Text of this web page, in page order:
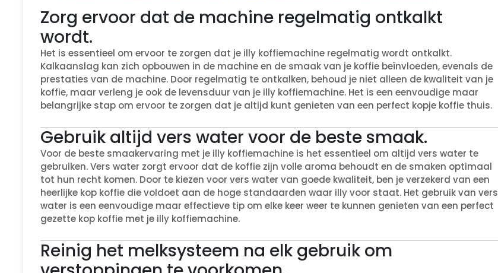
Zorg ervoor dat de machine regelmatig ontkalkt
wordt.
Het is essentieel om ervoor te zorgen dat je illy koffiemachine regelmatig wordt ontkalkt.
Kalkaanslag kan zich opbouwen in de machine en de smaak van je koffie beïnvloeden, evenals de
prestaties van de machine. Door regelmatig te ontkalken, behoud je niet alleen de kwaliteit van je
koffie, maar verleng je ook de levensduur van je illy koffiemachine. Het is een eenvoudige maar
belangrijke stap om ervoor te zorgen dat je altijd kunt genieten van een perfect kopje koffie thuis.
Gebruik altijd vers water voor de beste smaak.
Voor de beste smaakervaring met je illy koffiemachine is het essentieel om altijd vers water te
gebruiken. Vers water zorgt ervoor dat de koffie zijn volle aroma behoudt en de smaken optimaal
tot hun recht komen. Door te kiezen voor vers water van goede kwaliteit, ben je verzekerd van een
heerlijke kop koffie die voldoet aan de hoge standaarden waar illy voor staat. Het gebruik van vers
water is een eenvoudige maar effectieve tip om elke keer weer te kunnen genieten van een perfect
gezette kop koffie met je illy koffiemachine.
Reinig het melksysteem na elk gebruik om